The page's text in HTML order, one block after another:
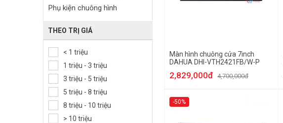
Phụ kiện chuông hình
THEO TRỊ GIÁ
< 1 triệu
1 triệu - 3 triệu
3 triệu - 5 triệu
5 triệu - 8 triệu
8 triệu - 10 triệu
> 10 triệu
Màn hình chuông cửa 7inch
DAHUA DHI-VTH2421FB/W-P
2,829,000đ 4,700,000đ
-50%